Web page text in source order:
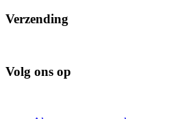
Verzending
Volg ons op